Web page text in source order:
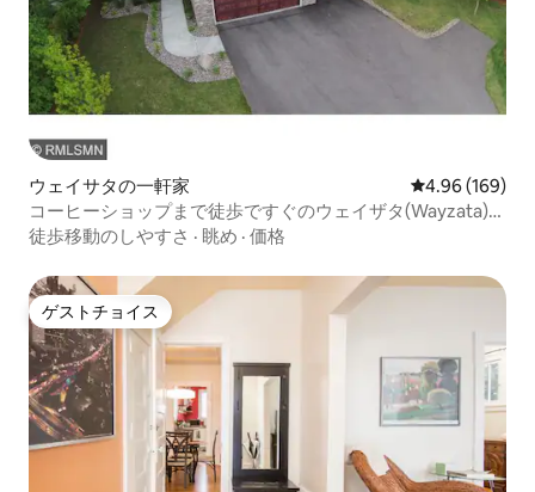
ウェイサタの一軒家 レビュー169
4.96 (169)
コーヒーショップまで徒歩ですぐのウェイザタ(Wayzata)の
ダウンタウン
徒歩移動のしやすさ · 眺め · 価格
ゲストチョイス
ゲストチョイス